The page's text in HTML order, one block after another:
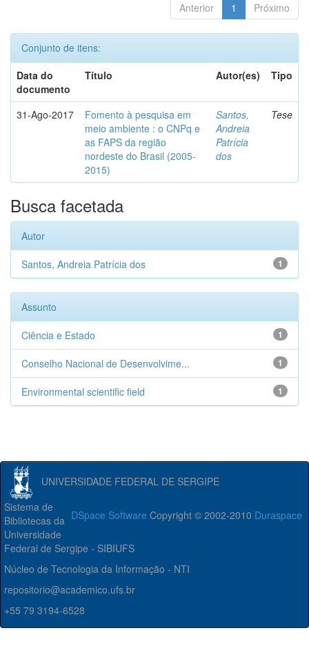
Anterior 1 Próximo
Conjunto de itens:
Data do
documento
Título Autor(es) Tipo
31-Ago-2017
Fomento à pesquisa em
meio ambiente : o CNPq e
as FAPS da região
nordeste do Brasil (2005-
2015)
Santos,
Andreia
Patrícia
dos
Tese
Busca facetada
Autor
1
Santos, Andreia Patrícia dos
Assunto
1
Ciência e Estado
1
Conselho Nacional de Desenvolvime...
1
Environmental scientific field
UNIVERSIDADE FEDERAL DE SERGIPE
DSpace Software Copyright © 2002-2010 Duraspace
Sistema de
Bibliotecas da
Universidade
Federal de Sergipe - SIBIUFS
Núcleo de Tecnologia da Informação - NTI
repositorio@academico.ufs.br
+55 79 3194-6528